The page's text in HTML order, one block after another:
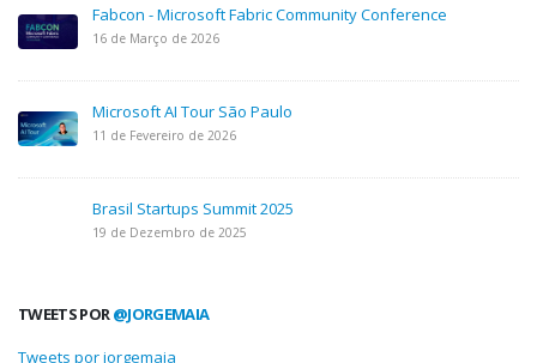
Fabcon - Microsoft Fabric Community Conference
16 de Março de 2026
Microsoft AI Tour São Paulo
11 de Fevereiro de 2026
Brasil Startups Summit 2025
19 de Dezembro de 2025
TWEETS POR @JORGEMAIA
Tweets por jorgemaia